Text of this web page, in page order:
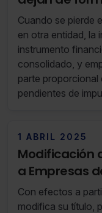
de
Cuando se pierde
en otra entidad, la
instrumento
consolidado, y
parte proporcional
pendientes de
1 ABRIL 2025
Modificación
a Empresas
Sociedades
de Inversión
Con efectos a
modifica su título,